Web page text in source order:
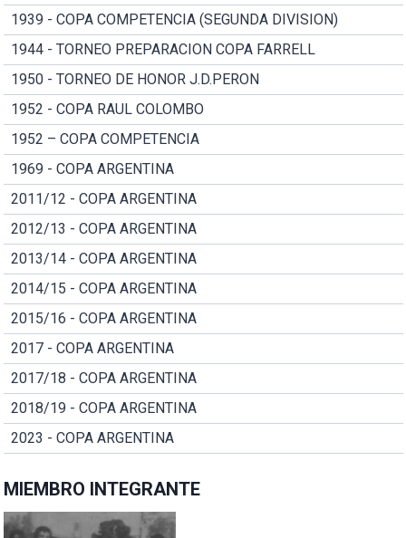
1939 - COPA COMPETENCIA (SEGUNDA DIVISION)
1944 - TORNEO PREPARACION COPA FARRELL
1950 - TORNEO DE HONOR J.D.PERON
1952 - COPA RAUL COLOMBO
1952 – COPA COMPETENCIA
1969 - COPA ARGENTINA
2011/12 - COPA ARGENTINA
2012/13 - COPA ARGENTINA
2013/14 - COPA ARGENTINA
2014/15 - COPA ARGENTINA
2015/16 - COPA ARGENTINA
2017 - COPA ARGENTINA
2017/18 - COPA ARGENTINA
2018/19 - COPA ARGENTINA
2023 - COPA ARGENTINA
MIEMBRO INTEGRANTE